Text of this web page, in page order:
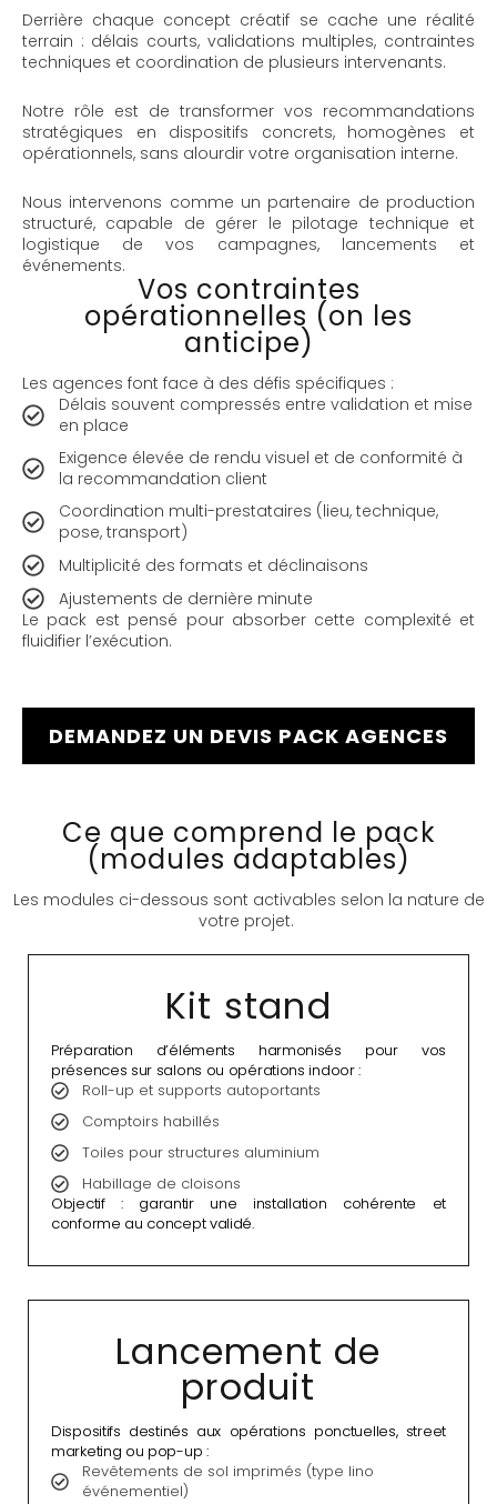
Derrière chaque concept créatif se cache une réalité
terrain : délais courts, validations multiples, contraintes
techniques et coordination de plusieurs intervenants.
Notre rôle est de transformer vos recommandations
stratégiques en dispositifs concrets, homogènes et
opérationnels, sans alourdir votre organisation interne.
Nous intervenons comme un partenaire de production
structuré, capable de gérer le pilotage technique et
logistique de vos campagnes, lancements et
événements.
Vos contraintes
opérationnelles (on les
anticipe)
Les agences font face à des défis spécifiques :
Délais souvent compressés entre validation et mise
en place
Exigence élevée de rendu visuel et de conformité à
la recommandation client
Coordination multi-prestataires (lieu, technique,
pose, transport)
Multiplicité des formats et déclinaisons
Ajustements de dernière minute
Le pack est pensé pour absorber cette complexité et
fluidifier l’exécution.
DEMANDEZ UN DEVIS PACK AGENCES
Ce que comprend le pack
(modules adaptables)
Les modules ci-dessous sont activables selon la nature de
votre projet.
Kit stand
Préparation d’éléments harmonisés pour vos
présences sur salons ou opérations indoor :
Roll-up et supports autoportants
Comptoirs habillés
Toiles pour structures aluminium
Habillage de cloisons
Objectif : garantir une installation cohérente et
conforme au concept validé.
Lancement de
produit
Dispositifs destinés aux opérations ponctuelles, street
marketing ou pop-up :
Revêtements de sol imprimés (type lino
événementiel)